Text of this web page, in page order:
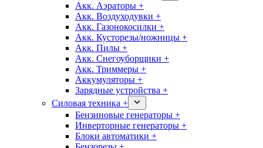
Акк. Аэраторы +
Акк. Воздуходувки +
Акк. Газонокосилки +
Акк. Кусторезы/ножницы +
Акк. Пилы +
Акк. Снегоуборщики +
Акк. Триммеры +
Аккумуляторы +
Зарядные устройства +
Силовая техника +
Бензиновые генераторы +
Инверторные генераторы +
Блоки автоматики +